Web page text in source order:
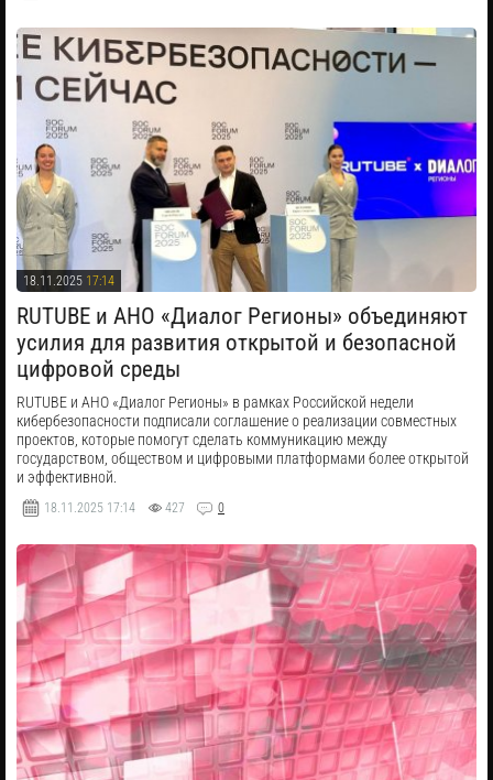
18.11.2025 17:14
RUTUBE и АНО «Диалог Регионы» объединяют
усилия для развития открытой и безопасной
цифровой среды
RUTUBE и АНО «Диалог Регионы» в рамках Российской недели
кибербезопасности подписали соглашение о реализации совместных
проектов, которые помогут сделать коммуникацию между
государством, обществом и цифровыми платформами более открытой
и эффективной.
18.11.2025 17:14 427 0